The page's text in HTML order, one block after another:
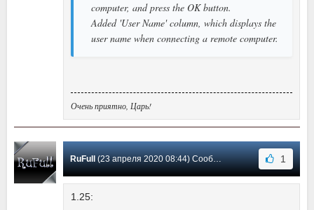
computer, and press the OK button.
Added 'User Name' column, which displays the
user name when connecting a remote computer.
Очень приятно, Царь!
RuFull (23 апреля 2020 08:44) Сообщение #1 1
1.25: